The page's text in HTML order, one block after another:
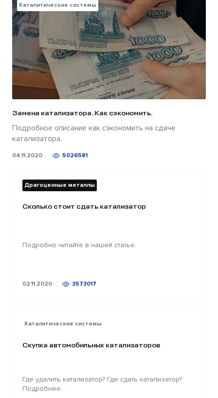
Каталитические системы
Замена катализатора. Как сэкономить.
Подробное описание как сэкономить на сдаче
катализатора.
04.11.2020 5026581
Драгоценные металлы
Сколько стоит сдать катализатор
Подробно читайте в нашей статье.
02.11.2020 3573017
Каталитические системы
Скупка автомобильных катализаторов
Где удалить катализатор? Где сдать катализатор?
Подробнее...